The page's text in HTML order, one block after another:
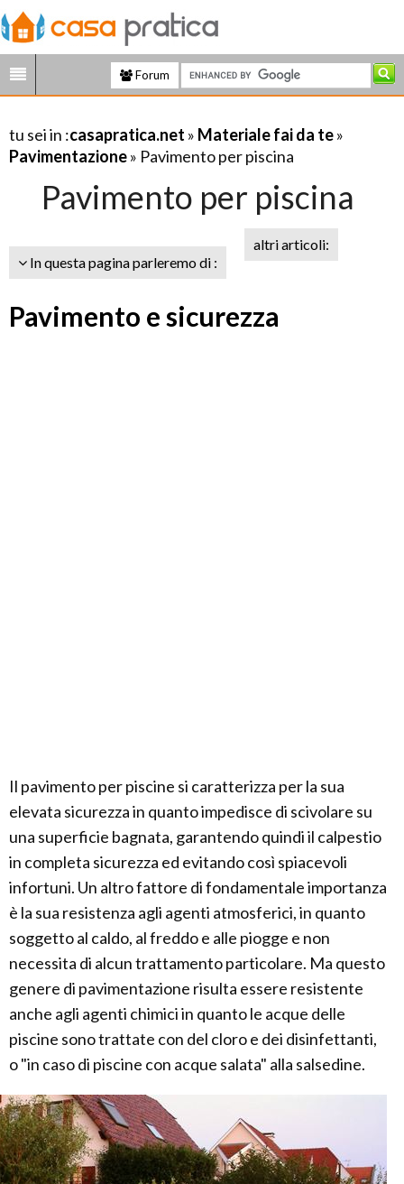
Forum
tu sei in :casapratica.net » Materiale fai da te»
Pavimentazione» Pavimento per piscina
Pavimento per piscina
In questa pagina parleremo di :
altri articoli:
Pavimento e sicurezza
Il pavimento per piscine si caratterizza per la sua
elevata sicurezza in quanto impedisce di scivolare su
una superficie bagnata, garantendo quindi il calpestio
in completa sicurezza ed evitando così spiacevoli
infortuni. Un altro fattore di fondamentale importanza
è la sua resistenza agli agenti atmosferici, in quanto
soggetto al caldo, al freddo e alle piogge e non
necessita di alcun trattamento particolare. Ma questo
genere di pavimentazione risulta essere resistente
anche agli agenti chimici in quanto le acque delle
piscine sono trattate con del cloro e dei disinfettanti,
o "in caso di piscine con acque salata" alla salsedine.